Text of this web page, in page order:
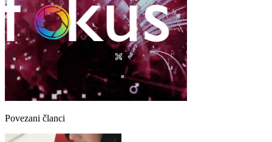
Povezani članci